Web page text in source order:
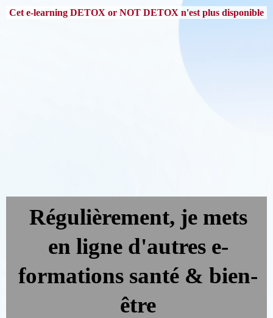
Cet e-learning DETOX or NOT DETOX n'est plus disponible
Régulièrement, je mets
en ligne d'autres e-
formations santé & bien-
être